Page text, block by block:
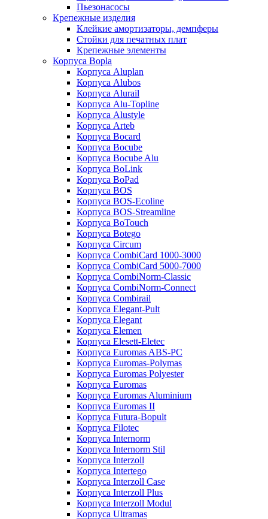
Пьезонасосы
Крепежные изделия
Клейкие амортизаторы, демпферы
Стойки для печатных плат
Крепежные элементы
Корпуса Bopla
Корпуса Aluplan
Корпуса Alubos
Корпуса Alurail
Корпуса Alu-Topline
Корпуса Alustyle
Корпуса Arteb
Корпуса Bocard
Корпуса Bocube
Корпуса Bocube Alu
Корпуса BoLink
Корпуса BoPad
Корпуса BOS
Корпуса BOS-Ecoline
Корпуса BOS-Streamline
Корпуса BoTouch
Корпуса Botego
Корпуса Circum
Корпуса CombiCard 1000-3000
Корпуса CombiCard 5000-7000
Корпуса CombiNorm-Classic
Корпуса CombiNorm-Connect
Корпуса Combirail
Корпуса Elegant-Pult
Корпуса Elegant
Корпуса Elemen
Корпуса Elesett-Eletec
Корпуса Euromas ABS-PC
Корпуса Euromas-Polymas
Корпуса Euromas Polyester
Корпуса Euromas
Корпуса Euromas Aluminium
Корпуса Euromas II
Корпуса Futura-Bopult
Корпуса Filotec
Корпуса Internorm
Корпуса Internorm Stil
Корпуса Interzoll
Корпуса Intertego
Корпуса Interzoll Case
Корпуса Interzoll Plus
Корпуса Interzoll Modul
Корпуса Ultramas